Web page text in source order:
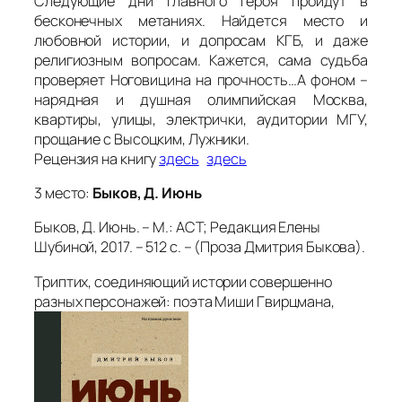
бесконечных метаниях. Найдется место и
любовной истории, и допросам КГБ, и даже
религиозным вопросам. Кажется, сама судьба
проверяет Ноговицина на прочность…А фоном –
нарядная и душная олимпийская Москва,
квартиры, улицы, электрички, аудитории МГУ,
прощание с Высоцким, Лужники.
Рецензия на книгуздесь здесь
3 место: Быков, Д. Июнь
Быков, Д. Июнь. – М.: АСТ; Редакция Елены
Шубиной, 2017. – 512 с. – (Проза Дмитрия Быкова).
Триптих, соединяющий истории совершенно
разных персонажей: поэта Миши Гвирцмана,